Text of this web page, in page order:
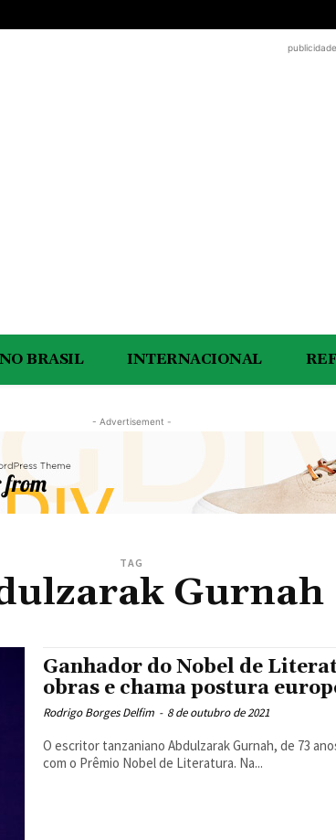
BRASIL INTERNACIONAL
- Advertisement -
TAG
Gurnah
Ganhador do Nobel de
obras e chama postura
Rodrigo Borges Delfim - 8 de outubro de 2021
O escritor tanzaniano Abdulzarak Gurnah, de 73
com o Prêmio Nobel de Literatura. Na...